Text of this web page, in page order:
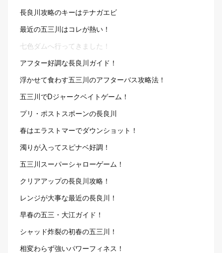
長良川攻略のキーはテナガエビ
最近の五三川はコレが熱い！
七色ダムへ行ってきました！
アフター好調な長良川ガイド！
浮かせて食わす五三川のアフターバス攻略法！
五三川でDジャークベイトゲーム！
プリ・ポストスポーンの長良川
春はエラストマーでダウンショット！
濁りが入ってスピナベ好調！
五三川スーパーシャローゲーム！
クリアアップの長良川攻略！
レンジが大事な最近の長良川！
早春の五三・大江ガイド！
シャッド炸裂の初春の五三川！
相変わらず強いパワーフィネス！